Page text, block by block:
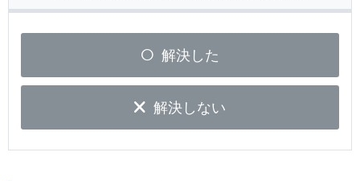
解決した
解決しない